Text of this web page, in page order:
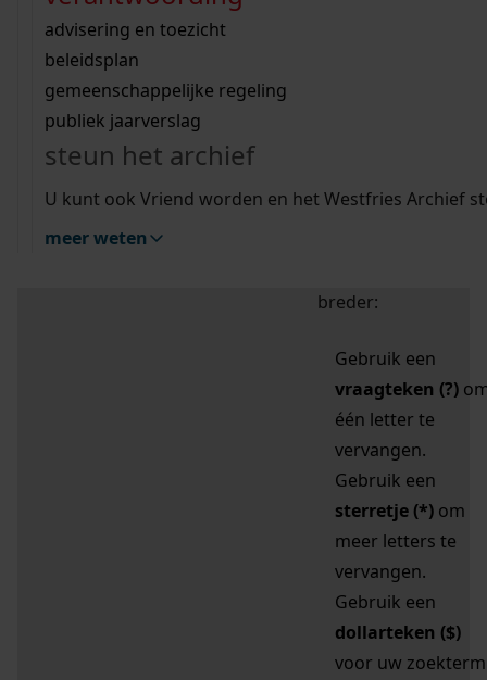
bouwvergunningen
omgevingsvergunningen
vergunningen
beeld en geluid
uitleg nodig?
Wij helpen u op weg met een aantal zoektips.
bekijk alle zoektips
Wij helpen u op weg met een aantal zoektips.
bekijk alle zoektips
bekijk ons geschiedenislokaal
advisering en toezicht
beleidsplan
gemeenschappelijke regeling
publiek jaarverslag
steun het archief
U kunt ook Vriend worden en het Westfries Archief
meer weten
zoektips
Mijn Studiezaal (inloggen)
uw zoekopdracht te
breder:
Gebruik een
vraagteken (?)
één letter te
vervangen.
Gebruik een
sterretje (*) om
meer letters te
vervangen.
Gebruik een
dollarteken ($)
voor uw zoekterm